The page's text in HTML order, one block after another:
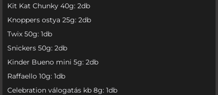
Kit Kat Chunky 40g: 2db
Knoppers ostya 25g: 2db
Twix 50g: 1db
Snickers 50g: 2db
Kinder Bueno mini 5g: 2db
Raffaello 10g: 1db
Celebration válogatás kb 8g: 1db